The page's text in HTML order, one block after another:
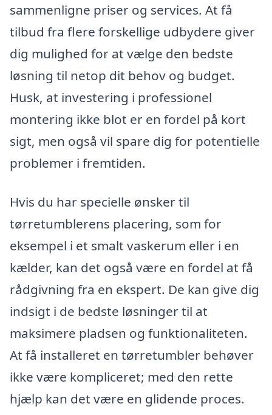
sammenligne priser og services. At få
tilbud fra flere forskellige udbydere giver
dig mulighed for at vælge den bedste
løsning til netop dit behov og budget.
Husk, at investering i professionel
montering ikke blot er en fordel på kort
sigt, men også vil spare dig for potentielle
problemer i fremtiden.
Hvis du har specielle ønsker til
tørretumblerens placering, som for
eksempel i et smalt vaskerum eller i en
kælder, kan det også være en fordel at få
rådgivning fra en ekspert. De kan give dig
indsigt i de bedste løsninger til at
maksimere pladsen og funktionaliteten.
At få installeret en tørretumbler behøver
ikke være kompliceret; med den rette
hjælp kan det være en glidende proces.